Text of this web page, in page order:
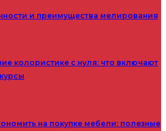
и преимущества мелирования
колористике с нуля: что включают
на покупке мебели: полезные